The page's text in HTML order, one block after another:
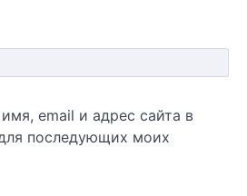
email и адрес сайта в
последующих моих